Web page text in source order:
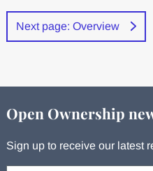
Next page: Overview
Open Ownership
Sign up to receive our latest